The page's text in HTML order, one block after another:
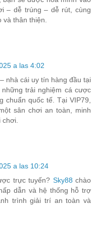
– dễ trúng – dễ rút, cùng
và thân thiện.
a las 4:02
– nhà cái uy tín hàng đầu tại
trải nghiệm cá cược
chuẩn quốc tế. Tại VIP79,
sân chơi an toàn, minh
chơi.
a las 10:24
trực tuyến? Sky88 chào
dẫn và hệ thống hỗ trợ
trình giải trí an toàn và